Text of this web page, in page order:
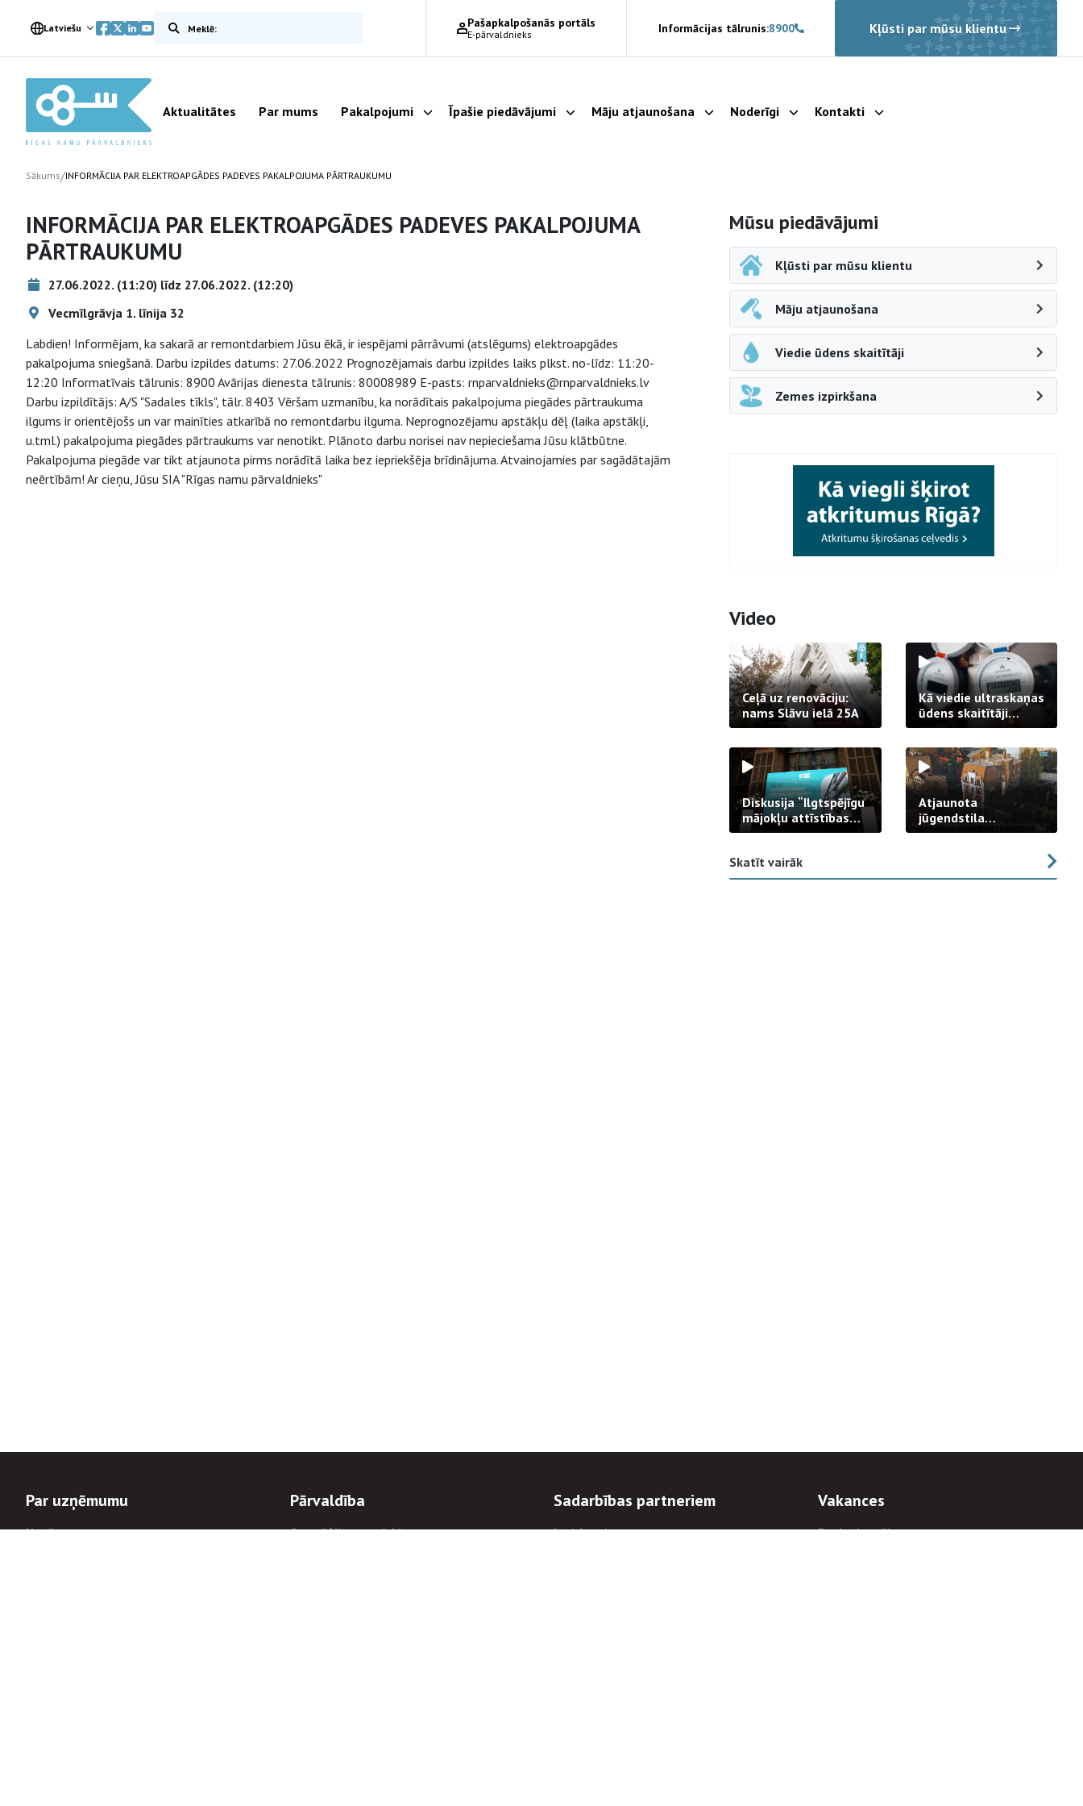
Latviešu Meklēt vietnē Pašapkalpošanās portāls
E-pārvaldnieks Informācijas tālrunis:8900 Kļūsti par mūsu klientu
Aktualitātes Par mums Pakalpojumi Parādīt apakšizvēlni
Īpašie piedāvājumi Parādīt apakšizvēlni
Māju atjaunošana Parādīt apakšizvēlni
Noderīgi Parādīt apakšizvēlni
Kontakti Parādīt apakšizvēlni
Sākums/INFORMĀCIJA PAR ELEKTROAPGĀDES PADEVES PAKALPOJUMA PĀRTRAUKUMU
INFORMĀCIJA PAR ELEKTROAPGĀDES PADEVES PAKALPOJUMA
PĀRTRAUKUMU
27.06.2022. (11:20) līdz 27.06.2022. (12:20)
Vecmīlgrāvja 1. līnija 32
Labdien! Informējam, ka sakarā ar remontdarbiem Jūsu ēkā, ir iespējami pārrāvumi (atslēgums) elektroapgādes
pakalpojuma sniegšanā. Darbu izpildes datums: 27.06.2022 Prognozējamais darbu izpildes laiks plkst. no-līdz: 11:20-
12:20 Informatīvais tālrunis: 8900 Avārijas dienesta tālrunis: 80008989 E-pasts: rnparvaldnieks@rnparvaldnieks.lv
Darbu izpildītājs: A/S "Sadales tīkls", tālr. 8403 Vēršam uzmanību, ka norādītais pakalpojuma piegādes pārtraukuma
ilgums ir orientējošs un var mainīties atkarībā no remontdarbu ilguma. Neprognozējamu apstākļu dēļ (laika apstākļi,
u.tml.) pakalpojuma piegādes pārtraukums var nenotikt. Plānoto darbu norisei nav nepieciešama Jūsu klātbūtne.
Pakalpojuma piegāde var tikt atjaunota pirms norādītā laika bez iepriekšēja brīdinājuma. Atvainojamies par sagādātajām
neērtībām! Ar cieņu, Jūsu SIA "Rīgas namu pārvaldnieks"
Sāna navigācija
Mūsu piedāvājumi
Kļūsti par mūsu klientu
Māju atjaunošana
Viedie ūdens skaitītāji
Zemes izpirkšana
Video
Ceļā uz renovāciju:
nams Slāvu ielā 25A
Kā viedie ultraskaņas
ūdens skaitītāji
strādā praksē
Diskusija “Ilgtspējīgu
mājokļu attīstības
izaicinājums”
Atjaunota
jūgendstila
arhitektūras pērles
Skatīt vairāk
Par uzņēmumu
Uzņēmums
Pārvaldība
Stratēģija un mērķi
Sadarbības partneriem
Iepirkumi
Vakances
Darba iespējas